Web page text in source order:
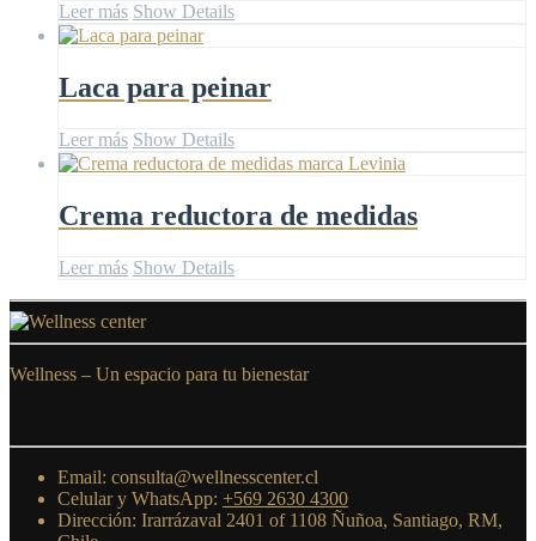
Leer más Show Details
Laca para peinar
Leer más Show Details
Crema reductora de medidas
Leer más Show Details
Wellness – Un espacio para tu bienestar
Email: consulta@wellnesscenter.cl
Celular y WhatsApp: +569 2630 4300
Dirección: Irarrázaval 2401 of 1108 Ñuñoa, Santiago, RM,